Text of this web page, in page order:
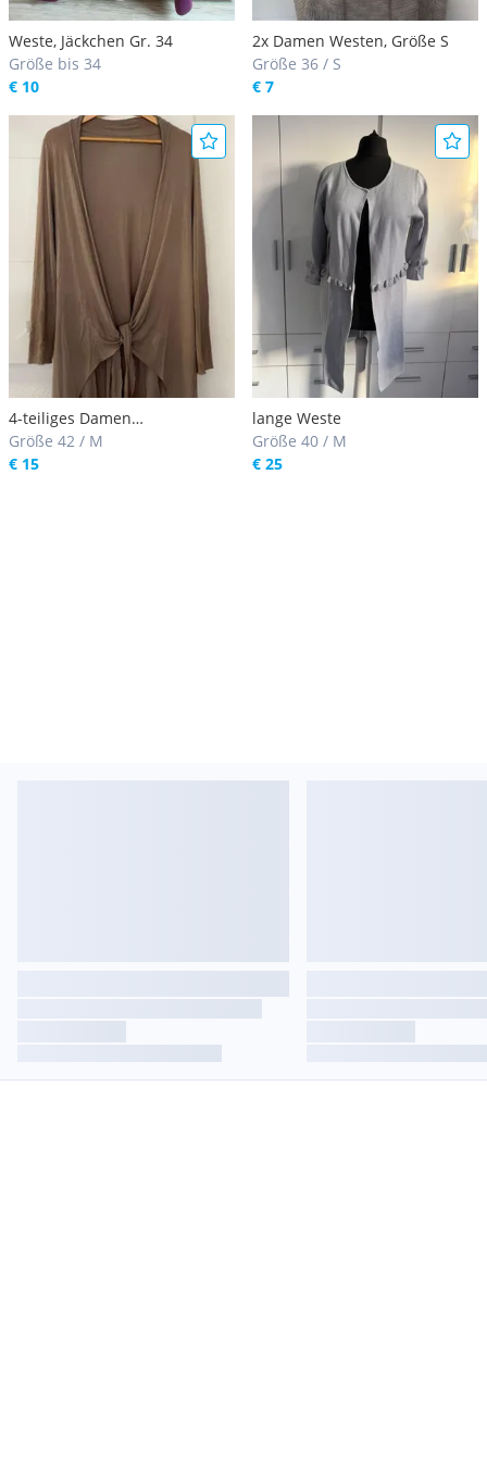
Weste, Jäckchen Gr. 34
Größe bis 34
€ 10
2x Damen Westen, Größe S
Größe 36 / S
€ 7
4-teiliges Damen
Bekleidungspaket
Größe 42 / M
€ 15
lange Weste
Größe 40 / M
€ 25